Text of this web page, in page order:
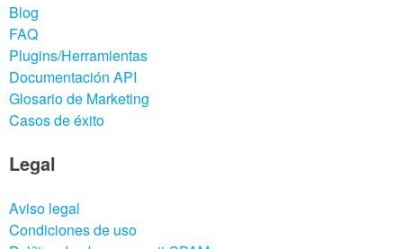
Blog
FAQ
Plugins/Herramientas
Documentación API
Glosario de Marketing
Casos de éxito
Legal
Aviso legal
Condiciones de uso